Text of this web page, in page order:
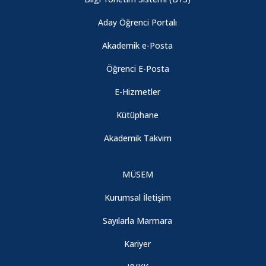
2020-2021 Eğitim-Öğretim Yılı Güz Yarıyılı Ara Sınav Uygulama
ARASINAV TARİHLERİ HAKKINDA DUYURU -
Kimya Bölümü Öğretim Üyemizin Proje Başarısı
HES Kodu Entegrasyonu Hakkında
Aday Öğrenci Portalı
Akademik e-Posta
Öğrenci E-Posta
E-Hizmetler
Kütüphane
Akademik Takvim
MÜSEM
Kurumsal İletişim
Sayılarla Marmara
Kariyer